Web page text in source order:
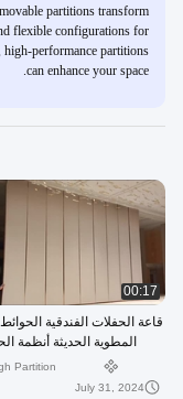
partitions transform
flexible configurations for
performance partitions
can enhance your space.
00:17
قاعة الحفلات الفندقية
المطوية الحديثة أنظمة
Partition
July 31, 2024